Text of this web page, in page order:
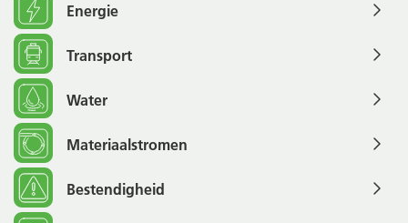
Energie
Transport
Water
Materiaalstromen
Bestendigheid